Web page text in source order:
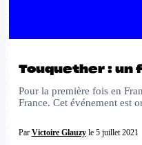
Touquether : un
Pour la première fois en
France. Cet événement est
Par Victoire Glauzyle 5 juillet 2021